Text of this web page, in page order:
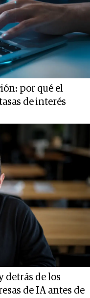
por qué el
de interés
detrás de los
de IA antes de